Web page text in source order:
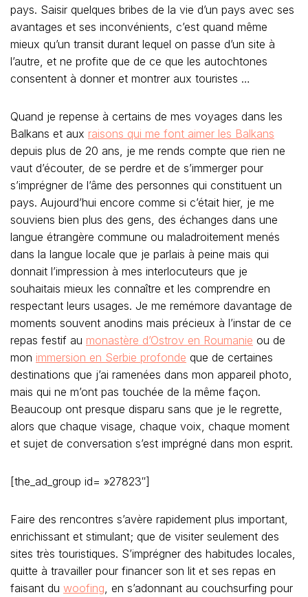
pays. Saisir quelques bribes de la vie d’un pays avec ses
avantages et ses inconvénients, c’est quand même
mieux qu’un transit durant lequel on passe d’un site à
l’autre, et ne profite que de ce que les autochtones
consentent à donner et montrer aux touristes …
Quand je repense à certains de mes voyages dans les
Balkans et aux raisons qui me font aimer les Balkans
depuis plus de 20 ans, je me rends compte que rien ne
vaut d’écouter, de se perdre et de s’immerger pour
s’imprégner de l’âme des personnes qui constituent un
pays. Aujourd’hui encore comme si c’était hier, je me
souviens bien plus des gens, des échanges dans une
langue étrangère commune ou maladroitement menés
dans la langue locale que je parlais à peine mais qui
donnait l’impression à mes interlocuteurs que je
souhaitais mieux les connaître et les comprendre en
respectant leurs usages. Je me remémore davantage de
moments souvent anodins mais précieux à l’instar de ce
repas festif au monastère d’Ostrov en Roumanie ou de
mon immersion en Serbie profonde que de certaines
destinations que j’ai ramenées dans mon appareil photo,
mais qui ne m’ont pas touchée de la même façon.
Beaucoup ont presque disparu sans que je le regrette,
alors que chaque visage, chaque voix, chaque moment
et sujet de conversation s’est imprégné dans mon esprit.
[the_ad_group id= »27823″]
Faire des rencontres s’avère rapidement plus important,
enrichissant et stimulant; que de visiter seulement des
sites très touristiques. S’imprégner des habitudes locales,
quitte à travailler pour financer son lit et ses repas en
faisant du woofing , en s’adonnant au couchsurfing pour